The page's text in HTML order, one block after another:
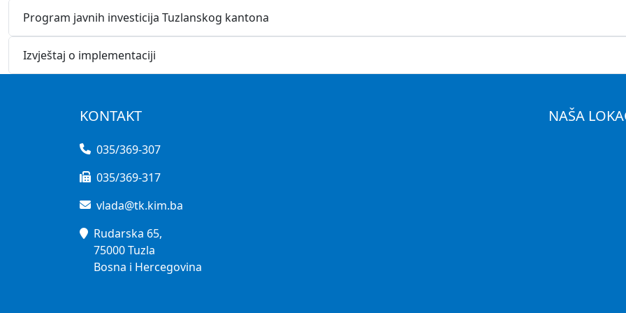
Program javnih investicija Tuzlanskog kantona
Izvještaj o implementaciji
KONTAKT
035/369-307
035/369-317
vlada@tk.kim.ba
Rudarska 65,
75000 Tuzla
Bosna i Hercegovina
NAŠA